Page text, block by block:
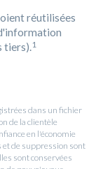
réutilisées
tiers).1
dans un fichier
de la clientèle
en l'économie
et de suppression sont
sont conservées